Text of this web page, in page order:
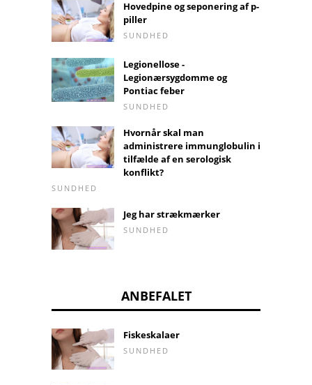
Hovedpine og seponering af p-
piller
SUNDHED
Legionellose -
Legionærsygdomme og
Pontiac feber
SUNDHED
Hvornår skal man
administrere immunglobulin i
tilfælde af en serologisk
konflikt?
SUNDHED
Jeg har strækmærker
SUNDHED
ANBEFALET
Fiskeskalaer
SUNDHED